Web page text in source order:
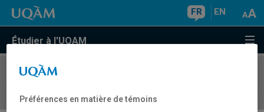
FR EN
Étudier à l'UQAM
COURS//
Préférences en matière de témoins